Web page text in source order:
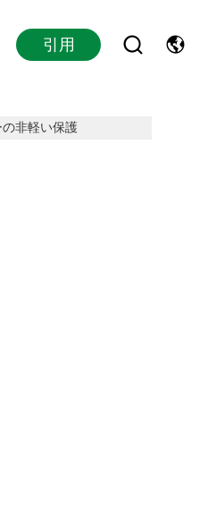
引用
の非軽い保護